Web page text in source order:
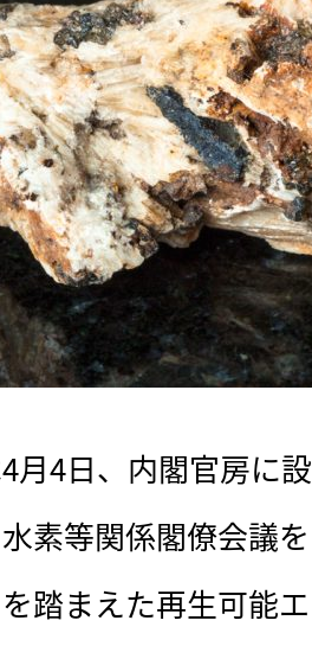
月4日、内閣官房に
素等関係閣僚会議
踏まえた再生可能